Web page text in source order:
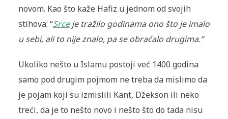
novom. Kao što kaže Hafiz u jednom od svojih
stihova: “Srceje tražilo godinama ono što je imalo
u sebi, ali to nije znalo, pa se obraćalo drugima.”
Ukoliko nešto u Islamu postoji već 1400 godina
samo pod drugim pojmom ne treba da mislimo da
je pojam koji su izmislili Kant, Džekson ili neko
treći, da je to nešto novo i nešto što do tada nisu